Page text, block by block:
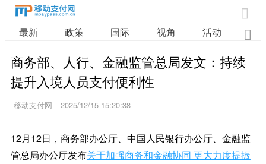

最新 政策 国际 视角 活动 业

商务部、人行、金融监管总局发文：持续
提升入境人员支付便利性
移动支付网 2025/12/15 15:20:38
12月12日，商务部办公厅、中国人民银行办公厅、金融监
管总局办公厅发布关于加强商务和金融协同 更大力度提振